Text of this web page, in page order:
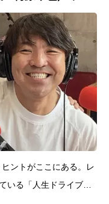
ントがここにある。レ
いる「人生ドライブ」